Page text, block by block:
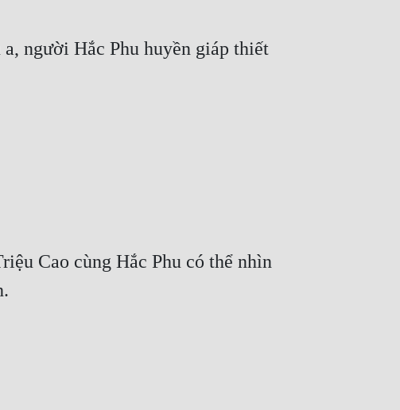
người Hắc Phu huyền giáp thiết
Cao cùng Hắc Phu có thể nhìn